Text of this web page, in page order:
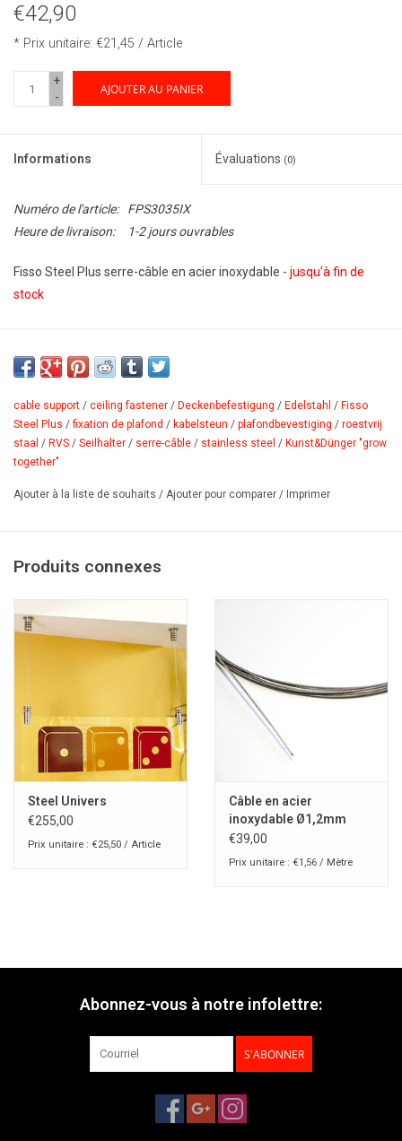
€42,90
* Prix unitaire: €21,45 / Article
+
-
AJOUTER AU PANIER
Informations Évaluations (0)
Numéro de l'article:
FPS3035IX
Heure de livraison:
1-2 jours ouvrables
Fisso Steel Plus serre-câble en acier inoxydable - jusqu'à fin de
stock
universelle pour câble en acier, chaîne ou fil de nylon. Monter le
fixer avec des vis sans tête. Fixation: serre-câble, système à vis.
Matériau: acier inoxydable aisi303, avec finition biseautée.
Distance au mur: 35mm. Diamètre max. du câble: Ø1,8mm. Acier.
PDF
cable support / ceiling fastener / Deckenbefestigung / Edelstahl / Fisso
Steel Plus /fixation de plafond / kabelsteun / plafondbevestiging / roestvrij
staal / RVS / Seilhalter / serre-câble / stainless steel / Kunst&Dünger "grow
together"
Ajouter à la liste de souhaits / Ajouter pour comparer / Imprimer
Produits connexes
Steel Univers
€255,00
Prix unitaire : €25,50 / Article
Câble en acier
inoxydable Ø1,2mm
€39,00
Prix unitaire : €1,56 / Mètre
Abonnez-vous à notre infolettre:
S'ABONNER